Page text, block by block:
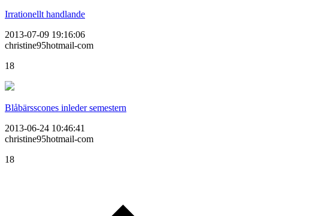
Irrationellt handlande
2013-07-09 19:16:06
christine95hotmail-com
18
Blåbärsscones inleder semestern
2013-06-24 10:46:41
christine95hotmail-com
18